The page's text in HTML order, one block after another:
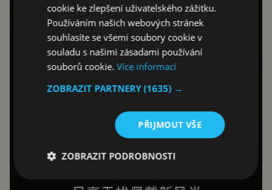
cookie ke zlepšení uživatelského zážitku.
Používáním našich webových stránek
souhlasíte se všemi soubory cookie v
souladu s našimi zásadami používání
souborů cookie.Více informací
ZOBRAZIT PARTNERY(1635) →
PŘIJMOUT VŠE
ZOBRAZIT PODROBNOSTI